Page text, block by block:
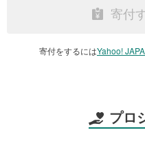
寄付
寄付をするにはYahoo!
プロ